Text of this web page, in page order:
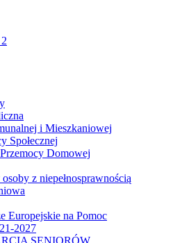
i Mieszkaniowej
Społecznej
Domowej
z niepełnosprawnością
Europejskie na Pomoc
2027
SENIORÓW